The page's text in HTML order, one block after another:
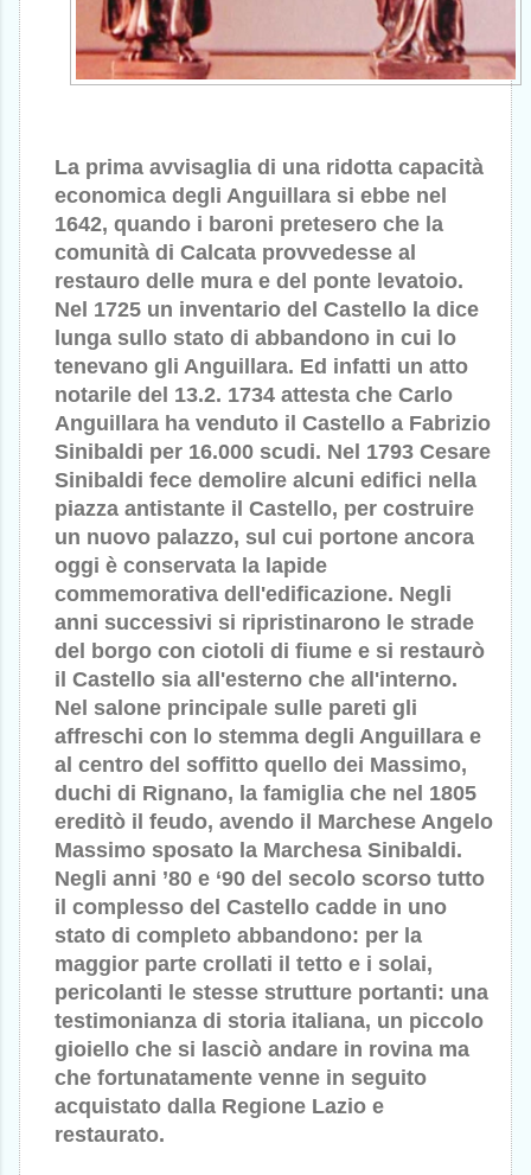
La prima avvisaglia di una ridotta capacità
economica degli Anguillara si ebbe nel
1642, quando i baroni pretesero che la
comunità di Calcata provvedesse al
restauro delle mura e del ponte levatoio.
Nel 1725 un inventario del Castello la dice
lunga sullo stato di abbandono in cui lo
tenevano gli Anguillara. Ed infatti un atto
notarile del 13.2. 1734 attesta che Carlo
Anguillara ha venduto il Castello a Fabrizio
Sinibaldi per 16.000 scudi. Nel 1793 Cesare
Sinibaldi fece demolire alcuni edifici nella
piazza antistante il Castello, per costruire
un nuovo palazzo, sul cui portone ancora
oggi è conservata la lapide
commemorativa dell'edificazione. Negli
anni successivi si ripristinarono le strade
del borgo con ciotoli di fiume e si restaurò
il Castello sia all'esterno che all'interno.
Nel salone principale sulle pareti gli
affreschi con lo stemma degli Anguillara e
al centro del soffitto quello dei Massimo,
duchi di Rignano, la famiglia che nel 1805
ereditò il feudo, avendo il Marchese Angelo
Massimo sposato la Marchesa Sinibaldi.
Negli anni ’80 e ‘90 del secolo scorso tutto
il complesso del Castello cadde in uno
stato di completo abbandono: per la
maggior parte crollati il tetto e i solai,
pericolanti le stesse strutture portanti: una
testimonianza di storia italiana, un piccolo
gioiello che si lasciò andare in rovina ma
che fortunatamente venne in seguito
acquistato dalla Regione Lazio e
restaurato.